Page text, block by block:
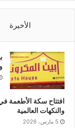
الأخيرة
افتتاح سكة الأطعمة
والنكهات العالمية
5 مارس، 2026